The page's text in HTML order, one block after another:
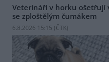
Veterináři v horku ošetřují
se zploštělým čumákem
6.8.2026 15:15 (ČTK)